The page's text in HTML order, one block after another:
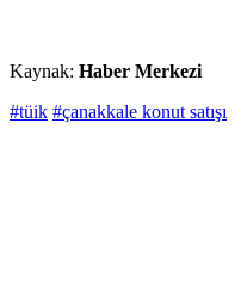
Kaynak: Haber Merkezi
#tüik #çanakkale konut satışı